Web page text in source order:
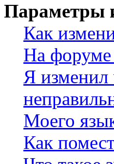
Параметры
Как
На форуме
Я изменил
Моего
Как